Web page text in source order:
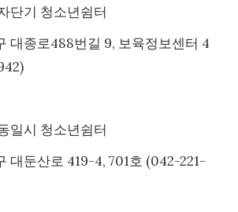
단기 청소년쉼터
대종로488번길 9, 보육정보센터 4
일시 청소년쉼터
대둔산로 419-4, 701호 (042-221-